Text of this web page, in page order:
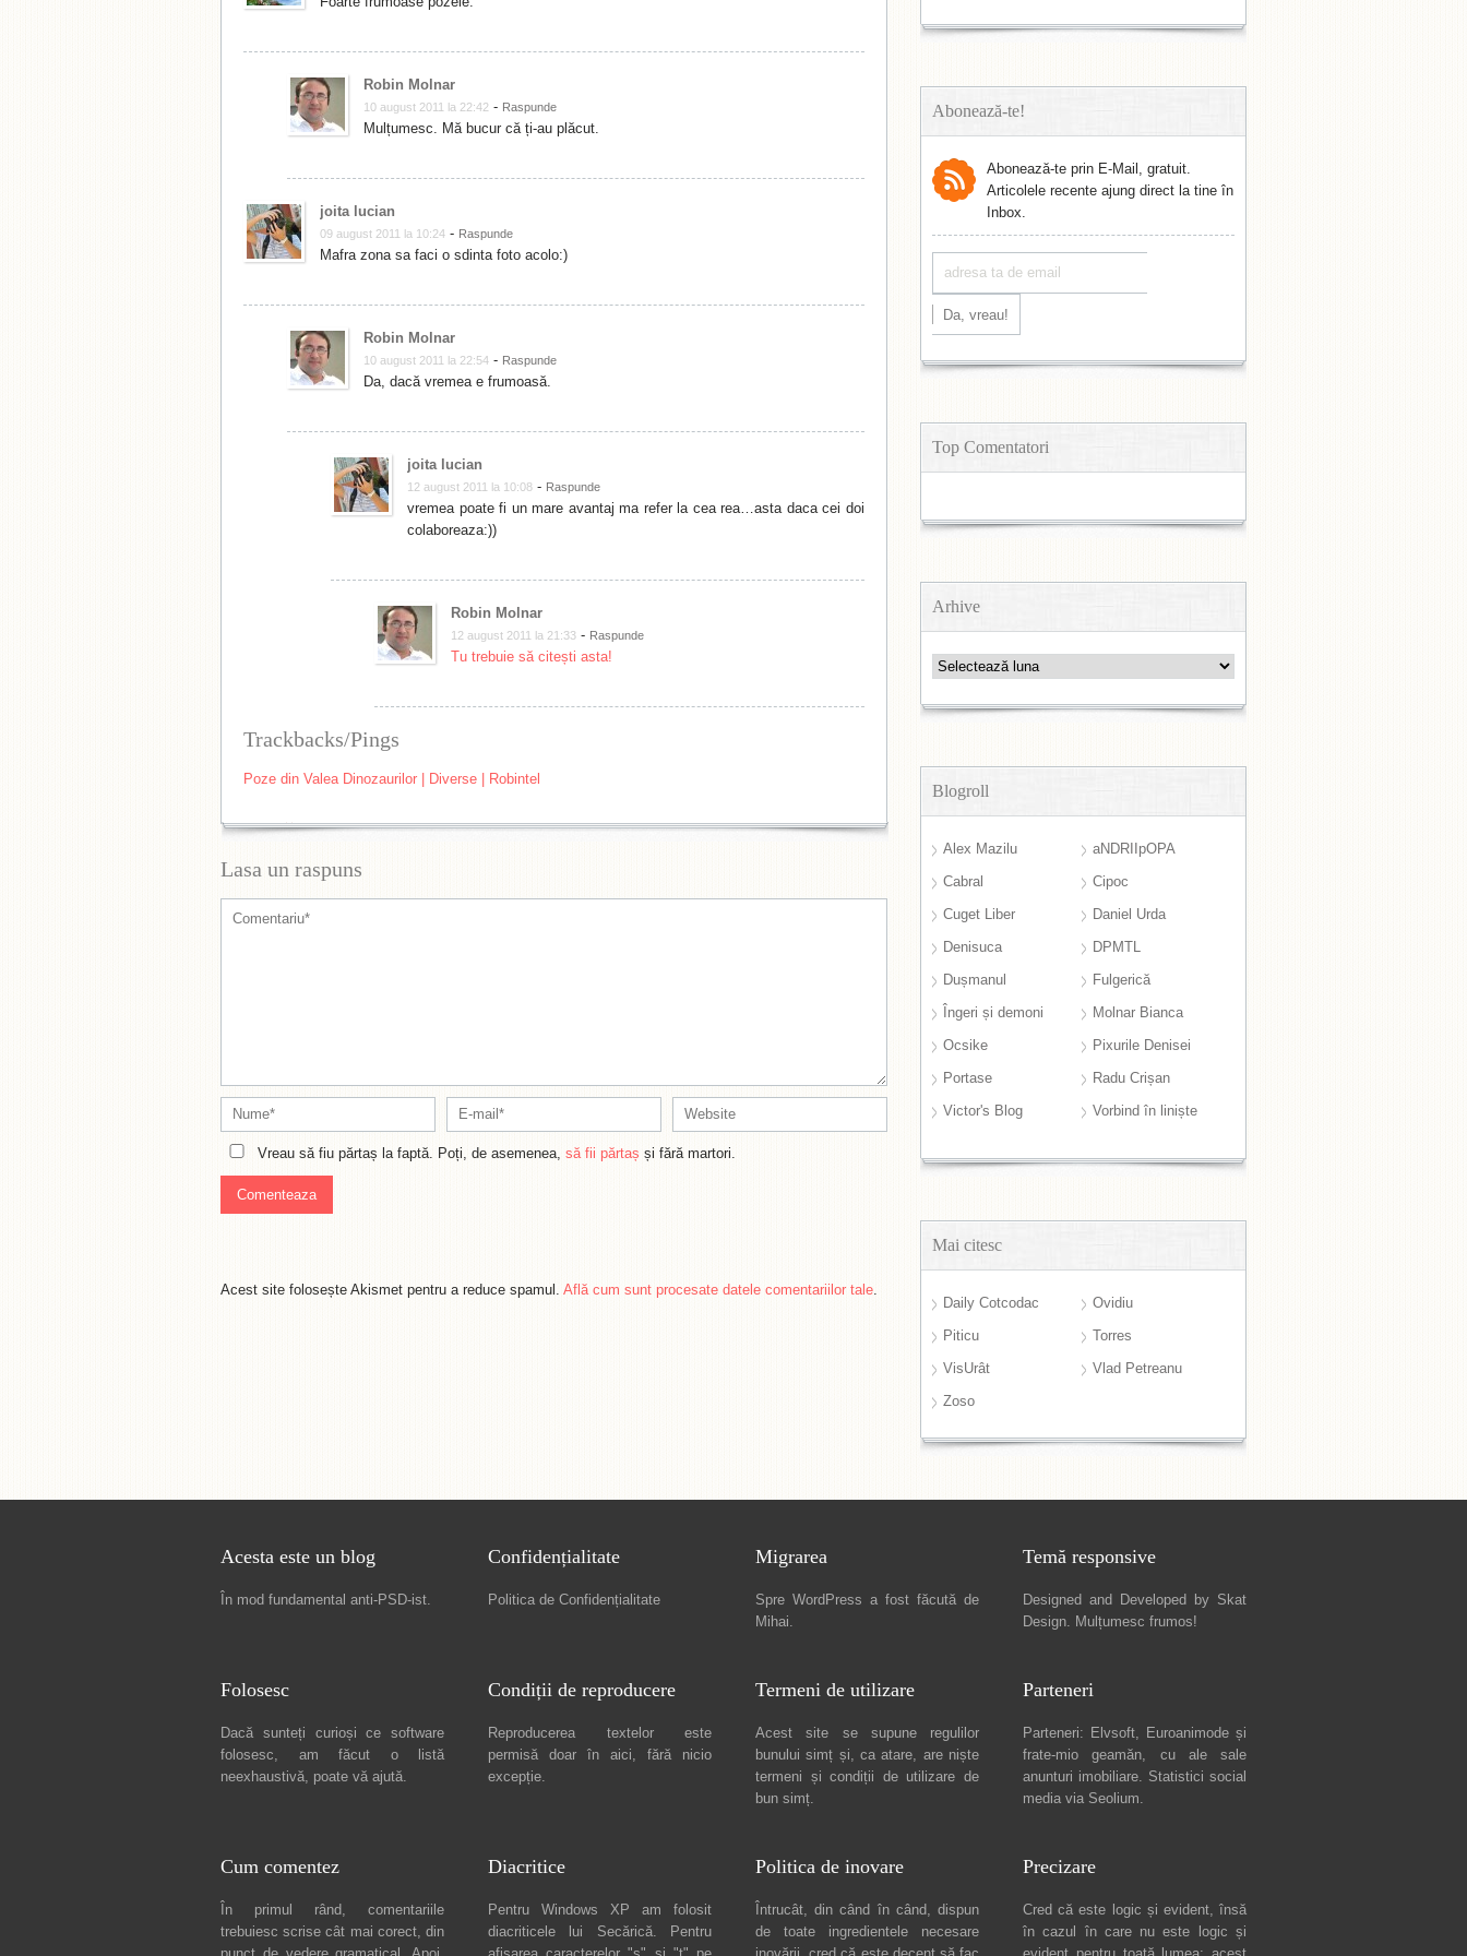
Robin Molnar
10 august 2011 la 22:42 - Raspunde
Mulțumesc. Mă bucur că ți-au plăcut.
joita lucian
09 august 2011 la 10:24 - Raspunde
Mafra zona sa faci o sdinta foto acolo:)
Robin Molnar
10 august 2011 la 22:54 - Raspunde
Da, dacă vremea e frumoasă.
joita lucian
12 august 2011 la 10:08 - Raspunde
vremea poate fi un mare avantaj ma refer la cea rea…asta daca cei doi
colaboreaza:))
Robin Molnar
12 august 2011 la 21:33 - Raspunde
Tu trebuie să citești asta!
Trackbacks/Pings
Poze din Valea Dinozaurilor | Diverse | Robintel
Lasa un raspuns
Vreau să fiu părtaș la faptă. Poți, de asemenea, să fii părtaș și fără martori.
Acest site folosește Akismet pentru a reduce spamul. Află cum sunt procesate datele comentariilor tale.
Abonează-te!
Abonează-te prin E-Mail, gratuit.
Articolele recente ajung direct la tine în
Inbox.
Top Comentatori
Arhive
Arhive
Blogroll
Alex Mazilu
aNDRIIpOPA
Cabral
Cipoc
Cuget Liber
Daniel Urda
Denisuca
DPMTL
Dușmanul
Fulgerică
Îngeri și demoni
Molnar Bianca
Ocsike
Pixurile Denisei
Portase
Radu Crișan
Victor's Blog
Vorbind în liniște
Mai citesc
Daily Cotcodac
Ovidiu
Piticu
Torres
VisUrât
Vlad Petreanu
Zoso
Acesta este un blog
În mod fundamental anti-PSD-ist.
Confidențialitate
Politica de Confidențialitate
Migrarea
Spre WordPress a fost făcută de
Mihai.
Temă responsive
Designed and Developed by Skat
Design. Mulțumesc frumos!
Folosesc
Dacă sunteți curioși ce software
folosesc, am făcut o listă
neexhaustivă, poate vă ajută.
Condiții de reproducere
Reproducerea textelor este
permisă doar în aici, fără nicio
excepție.
Termeni de utilizare
Acest site se supune regulilor
bunului simț și, ca atare, are niște
termeni și condiții de utilizare de
bun simț.
Parteneri
Parteneri: Elvsoft, Euroanimode și
frate-mio geamăn, cu ale sale
anunturi imobiliare. Statistici social
media via Seolium.
Cum comentez
În primul rând, comentariile
trebuiesc scrise cât mai corect, din
Diacritice
Pentru Windows XP am folosit
diacriticele lui Secărică. Pentru
Politica de inovare
Întrucât, din când în când, dispun
de toate ingredientele necesare
Precizare
Cred că este logic și evident, însă
în cazul în care nu este logic și